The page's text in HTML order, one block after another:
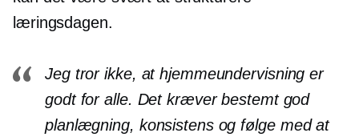
læringsdagen.
Jeg tror ikke, at hjemmeundervisning er
godt for alle. Det kræver bestemt god
planlægning, konsistens og følge medat